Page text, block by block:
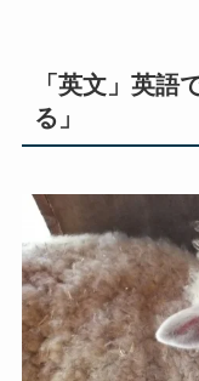
「英文」英語
る」